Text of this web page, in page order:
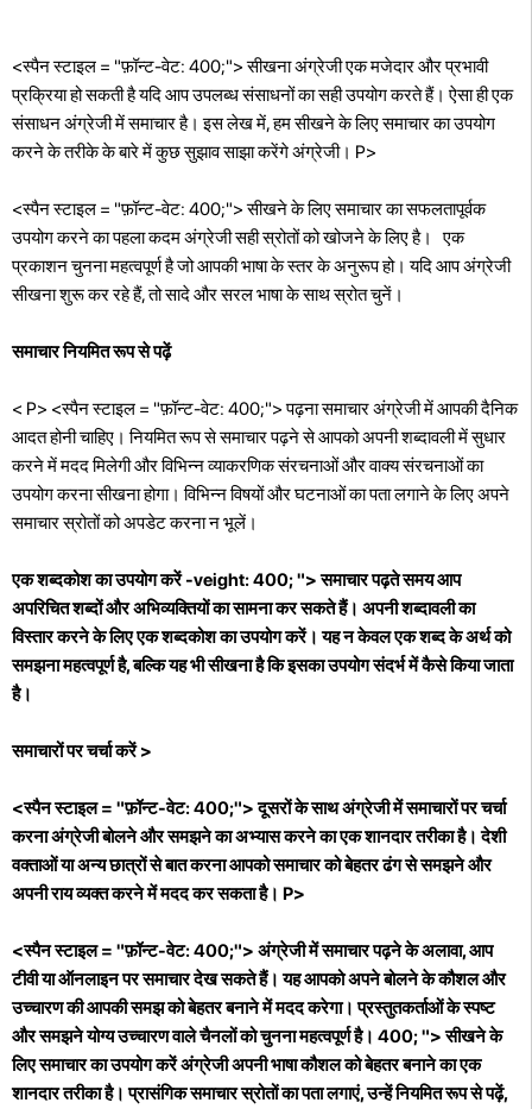
<स्पैन स्टाइल = "फ़ॉन्ट-वेट: 400;"> सीखना अंग्रेजी एक मजेदार और प्रभावी
प्रक्रिया हो सकती है यदि आप उपलब्ध संसाधनों का सही उपयोग करते हैं। ऐसा ही एक
संसाधन अंग्रेजी में समाचार है। इस लेख में, हम सीखने के लिए समाचार का उपयोग
करने के तरीके के बारे में कुछ सुझाव साझा करेंगे अंग्रेजी। P>
<स्पैन स्टाइल = "फ़ॉन्ट-वेट: 400;"> सीखने के लिए समाचार का सफलतापूर्वक
उपयोग करने का पहला कदम अंग्रेजी सही स्रोतों को खोजने के लिए है। एक
प्रकाशन चुनना महत्वपूर्ण है जो आपकी भाषा के स्तर के अनुरूप हो। यदि आप अंग्रेजी
सीखना शुरू कर रहे हैं, तो सादे और सरल भाषा के साथ स्रोत चुनें।
समाचार नियमित रूप से पढ़ें
< P> <स्पैन स्टाइल = "फ़ॉन्ट-वेट: 400;"> पढ़ना समाचार अंग्रेजी में आपकी दैनिक
आदत होनी चाहिए। नियमित रूप से समाचार पढ़ने से आपको अपनी शब्दावली में सुधार
करने में मदद मिलेगी और विभिन्न व्याकरणिक संरचनाओं और वाक्य संरचनाओं का
उपयोग करना सीखना होगा। विभिन्न विषयों और घटनाओं का पता लगाने के लिए अपने
समाचार स्रोतों को अपडेट करना न भूलें।
एक शब्दकोश का उपयोग करें -veight: 400; "> समाचार पढ़ते समय आप
अपरिचित शब्दों और अभिव्यक्तियों का सामना कर सकते हैं। अपनी शब्दावली का
विस्तार करने के लिए एक शब्दकोश का उपयोग करें। यह न केवल एक शब्द के अर्थ को
समझना महत्वपूर्ण है, बल्कि यह भी सीखना है कि इसका उपयोग संदर्भ में कैसे किया जाता
है।
समाचारों पर चर्चा करें >
<स्पैन स्टाइल = "फ़ॉन्ट-वेट: 400;"> दूसरों के साथ अंग्रेजी में समाचारों पर चर्चा
करना अंग्रेजी बोलने और समझने का अभ्यास करने का एक शानदार तरीका है। देशी
वक्ताओं या अन्य छात्रों से बात करना आपको समाचार को बेहतर ढंग से समझने और
अपनी राय व्यक्त करने में मदद कर सकता है। P>
<स्पैन स्टाइल = "फ़ॉन्ट-वेट: 400;"> अंग्रेजी में समाचार पढ़ने के अलावा, आप
टीवी या ऑनलाइन पर समाचार देख सकते हैं। यह आपको अपने बोलने के कौशल और
उच्चारण की आपकी समझ को बेहतर बनाने में मदद करेगा। प्रस्तुतकर्ताओं के स्पष्ट
और समझने योग्य उच्चारण वाले चैनलों को चुनना महत्वपूर्ण है। 400; "> सीखने के
लिए समाचार का उपयोग करें अंग्रेजी अपनी भाषा कौशल को बेहतर बनाने का एक
शानदार तरीका है। प्रासंगिक समाचार स्रोतों का पता लगाएं, उन्हें नियमित रूप से पढ़ें,